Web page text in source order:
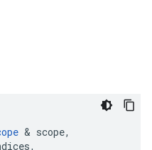
& scope,
,